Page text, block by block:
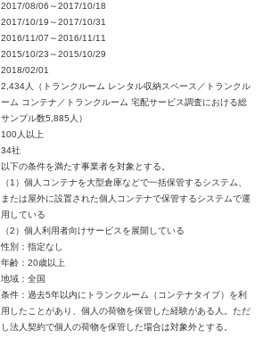
2017/08/06～2017/10/18
2017/10/19～2017/10/31
2016/11/07～2016/11/11
2015/10/23～2015/10/29
2018/02/01
2,434人（トランクルーム レンタル収納スペース／トランクル
ーム コンテナ／トランクルーム 宅配サービス調査における総
サンプル数5,885人）
100人以上
34社
以下の条件を満たす事業者を対象とする。
（1）個人コンテナを大型倉庫などで一括保管するシステム、
または屋外に設置された個人コンテナで保管するシステムで運
用している
（2）個人利用者向けサービスを展開している
性別：指定なし
年齢：20歳以上
地域：全国
条件：過去5年以内にトランクルーム（コンテナタイプ）を利
用したことがあり、個人の荷物を保管した経験がある人。ただ
し法人契約で個人の荷物を保管した場合は対象外とする。